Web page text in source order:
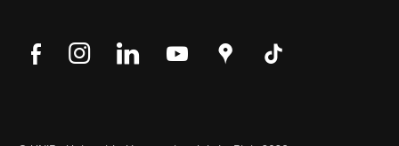
Síguenos Síguenos SíguenosSíguenos
Encuéntranos